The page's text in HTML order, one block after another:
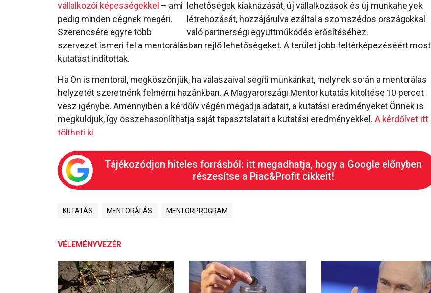
lehetőségek kiaknázását, új vállalkozások és új munkahelyek
létrehozását, hozzájárulva ezáltal a szomszédos országokkal
való partnerségi együttműködés erősítéséhez.
vállalkozói képességekkel – ami
pedig minden cégnek megéri.
Szerencsére egyre több
szervezet ismeri fel a mentorálásban rejlő lehetőségeket. A terület jobb feltérképezéséért most
kutatást indítottak.
Ha Ön is mentorál, megköszönjük, ha válaszaival segíti munkánkat, melynek során a mentorálás
helyzetét szeretnénk felmérni hazánkban. A Magyarországi Mentor kutatás kitöltése 10 percet
vesz igénybe. Amennyiben a kérdőív végén megadja adatait, a kutatási eredményeket Önnek is
megküldjük, így összehasonlíthatja saját tapasztalatait a kutatási eredményekkel. A kérdőívet itt
töltheti ki.
Tájékozódjon hiteles forrásból: itt megadhatja, hogy a Google előnyben
részesítse a Piac&Profit cikkeit!
KUTATÁS MENTORÁLÁS MENTORPROGRAM
VÉLEMÉNYVEZÉR